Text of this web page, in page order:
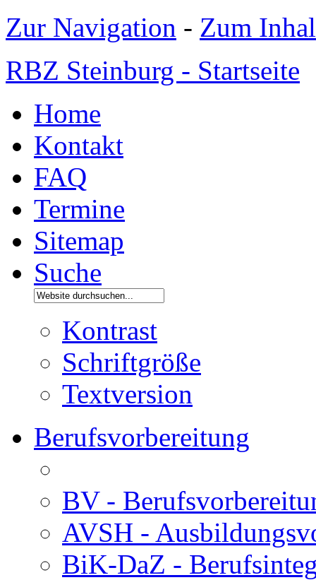
Zur Navigation - Zum
RBZ Steinburg - Startseite
Home
Kontakt
FAQ
Termine
Sitemap
Suche
Kontrast
Schriftgröße
Textversion
Berufsvorbereitung
BV -
AVSH -
BiK-DaZ -